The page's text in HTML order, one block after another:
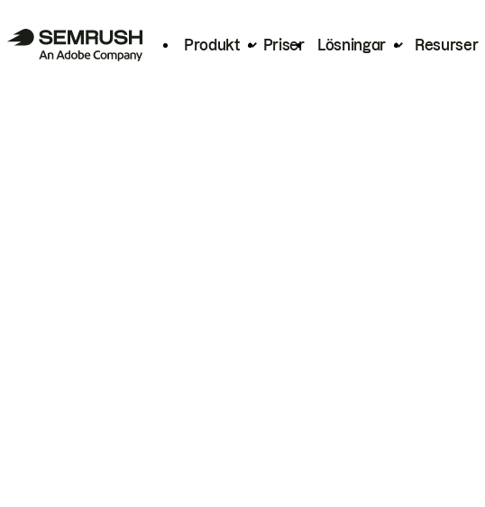
Produkt Priser Lösningar Resurser